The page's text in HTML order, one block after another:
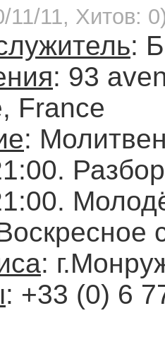
11/11, Хитов:
:
: 93
France
:
:
: +33 (0) 6